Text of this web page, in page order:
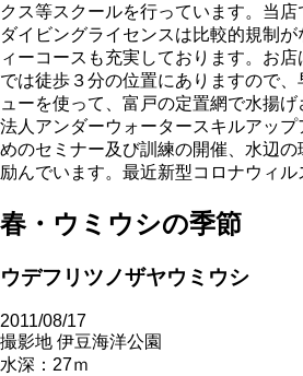
クス等スクールを行っています。当
ダイビングライセンスは比較的規制
ィーコースも充実しております。お
では徒歩３分の位置にありますので
ューを使って、富戸の定置網で水揚
法人アンダーウォータースキルアッ
めのセミナー及び訓練の開催、水辺
励んでいます。最近新型コロナウィ
春・ウミウシの季節
ウデフリツノザヤウミウシ
2011/08/17
撮影地 伊豆海洋公園
水深：27ｍ